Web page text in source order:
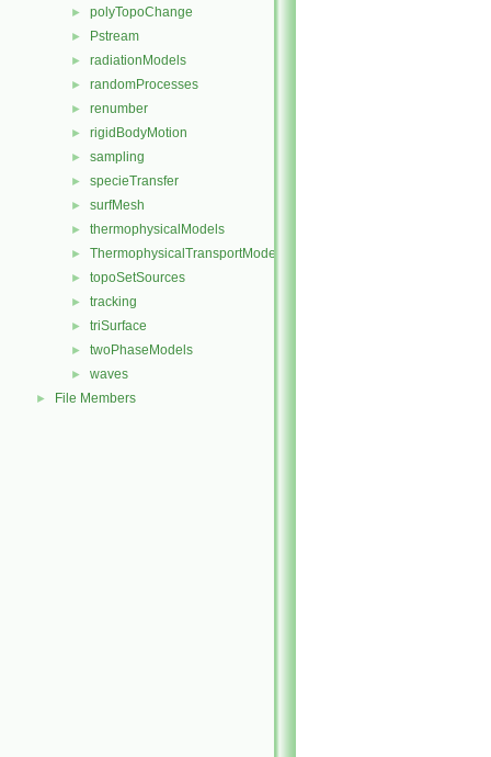
► polyTopoChange
► Pstream
► radiationModels
► randomProcesses
► renumber
► rigidBodyMotion
► sampling
► specieTransfer
► surfMesh
► thermophysicalModels
► ThermophysicalTransportModels
► topoSetSources
► tracking
► triSurface
► twoPhaseModels
► waves
► File Members